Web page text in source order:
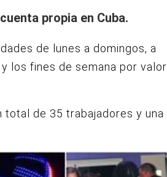
propia en Cuba.
de lunes a domingos, a
los fines de semana por valor
total de 35 trabajadores y una